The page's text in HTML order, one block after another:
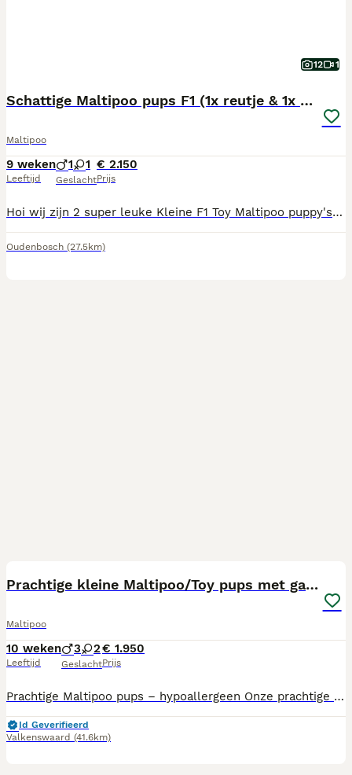
12 1
Schattige Maltipoo pups F1 (1x reutje & 1x teefje)
Maltipoo
9 weken
Leeftijd
1 1
Geslacht
€ 2.150
Prijs
Hoi wij zijn 2 super leuke Kleine F1 Toy Maltipoo puppy's Wij zijn de eerste week van Juni geboren en mogen dus binnenkort verhuizen. We blijven klein en schattig omdat: Moeder is een Maltezer met schofthoogte 25cm Vader is Toypoedel met schofthoogte 22cm De pups zijn in huis opgegroeid met verschillende kinderen dus super aanhankelijk, lief en speels. Als ze het nest verlaten krijgen ze een puppy pakket mee bestaande uit: brokjes die ze gewend zijn, dekentje met nestgeur en speeltje. Ze zijn bij ons thuis te bezichtigen op afspraak. Heeft u interesse neem dan contact op via de chat of bel op 06 49103549 Hopelijk tot snel
Oudenbosch (27.5km)
Prachtige kleine Maltipoo/Toy pups met garantie!🐶
Maltipoo
10 weken
Leeftijd
3 2
Geslacht
€ 1.950
Prijs
Prachtige Maltipoo pups – hypoallergeen Onze prachtige Maltipoo pups zijn op zoek naar een liefdevol thuis. De moeder is een Maltipoo en de vader een Toy Poedel. De pups zijn hypoallergeen en verharen niet. De pups groeien bij ons in huis op en worden daardoor goed gesocialiseerd. Ze komen dagelijks in aanraking met mensen en kinderen en zijn gewend aan de geluiden van het dagelijkse gezinsleven. Voordat zij naar hun nieuwe baasje gaan, worden de pups nagekeken door de dierenarts en voorzien van een Europees dierenpaspoort. Daarnaast zijn zij gechipt, gevaccineerd en 3 keer ontwormd. Vanaf juli mogen de pups het nest verlaten. De pups zullen naar verwachting een volwassen gewicht bereiken van ongeveer 4 tot maximaal 5 kilo, met een schofthoogte van circa 25 cm. Vraagprijs: € 1950 per pup. U bent van harte welkom om geheel vrijblijvend kennis te komen maken met de pups. Onder het genot van een kop koffie of thee kunt u de pups ontmoeten en al uw vragen stellen. Mocht u nog op vakantie gaan, dan is later ophalen of tijdelijke opvang in overleg mogelijk. 🐾 Interesse? Neem gerust contact met ons op voor meer informatie of een vrijblijvende kennismaking. ☕️🐾
Id Geverifieerd
Valkenswaard (41.6km)